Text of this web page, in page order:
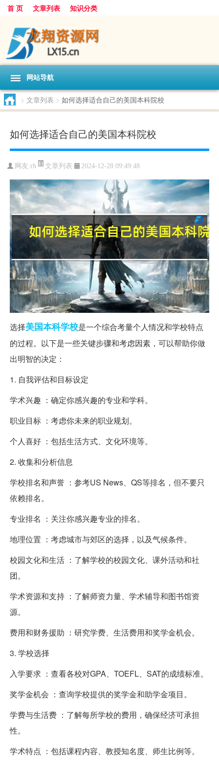
首 页 文章列表 知识分类
网站导航
> 文章列表 > 如何选择适合自己的美国本科院校
如何选择适合自己的美国本科院校
网友:rh 文章列表 2024-12-28 09:49:48
选择美国本科学校是一个综合考量个人情况和学校特点
的过程。以下是一些关键步骤和考虑因素，可以帮助你做
出明智的决定：
1. 自我评估和目标设定
学术兴趣 ：确定你感兴趣的专业和学科。
职业目标 ：考虑你未来的职业规划。
个人喜好 ：包括生活方式、文化环境等。
2. 收集和分析信息
学校排名和声誉 ：参考US News、QS等排名，但不要只
依赖排名。
专业排名 ：关注你感兴趣专业的排名。
地理位置 ：考虑城市与郊区的选择，以及气候条件。
校园文化和生活 ：了解学校的校园文化、课外活动和社
团。
学术资源和支持 ：了解师资力量、学术辅导和图书馆资
源。
费用和财务援助 ：研究学费、生活费用和奖学金机会。
3. 学校选择
入学要求 ：查看各校对GPA、TOEFL、SAT的成绩标准。
奖学金机会 ：查询学校提供的奖学金和助学金项目。
学费与生活费 ：了解每所学校的费用，确保经济可承担
性。
学术特点 ：包括课程内容、教授知名度、师生比例等。